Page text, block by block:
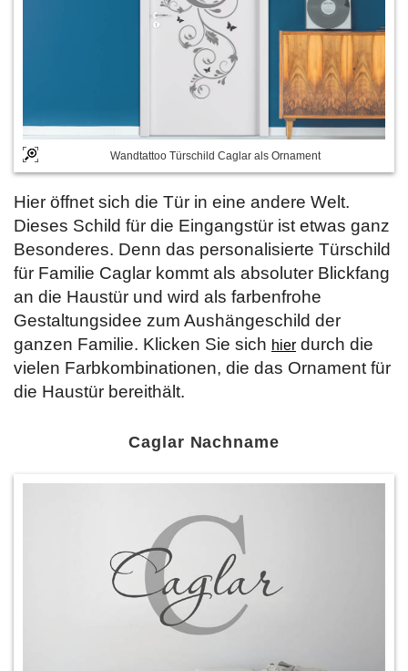
Wandtattoo Türschild Caglar als Ornament
Hier öffnet sich die Tür in eine andere Welt.
Dieses Schild für die Eingangstür ist etwas ganz
Besonderes. Denn das personalisierte Türschild
für Familie Caglar kommt als absoluter Blickfang
an die Haustür und wird als farbenfrohe
Gestaltungsidee zum Aushängeschild der
ganzen Familie. Klicken Sie sich hier durch die
vielen Farbkombinationen, die das Ornament für
die Haustür bereithält.
Caglar Nachname